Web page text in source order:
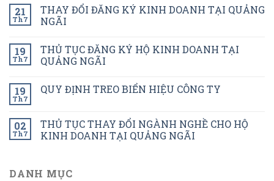
21
Th7
THAY ĐỔI ĐĂNG KÝ KINH DOANH TẠI QUẢNG
NGÃI
19
Th7
THỦ TỤC ĐĂNG KÝ HỘ KINH DOANH TẠI
QUẢNG NGÃI
19
Th7
QUY ĐỊNH TREO BIỂN HIỆU CÔNG TY
02
Th7
THỦ TỤC THAY ĐỔI NGÀNH NGHỀ CHO HỘ
KINH DOANH TẠI QUẢNG NGÃI
DANH MỤC